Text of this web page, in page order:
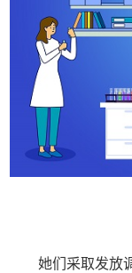
她们采取发放